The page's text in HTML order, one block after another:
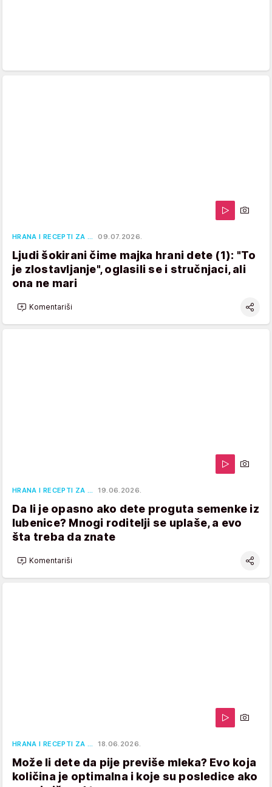
HRANA I RECEPTI ZA … 09.07.2026.
Ljudi šokirani čime majka hrani dete (1): "To
je zlostavljanje", oglasili se i stručnjaci, ali
ona ne mari
Komentariši
HRANA I RECEPTI ZA … 19.06.2026.
Da li je opasno ako dete proguta semenke iz
lubenice? Mnogi roditelji se uplaše, a evo
šta treba da znate
Komentariši
HRANA I RECEPTI ZA … 18.06.2026.
Može li dete da pije previše mleka? Evo koja
količina je optimalna i koje su posledice ako